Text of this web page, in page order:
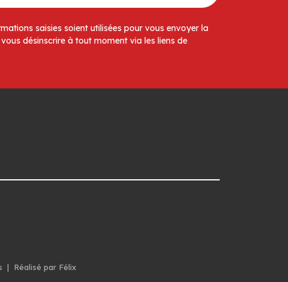
saisies soient utilisées pour vous envoyer la
désinscrire à tout moment via les liens de
| Réalisé par Félix